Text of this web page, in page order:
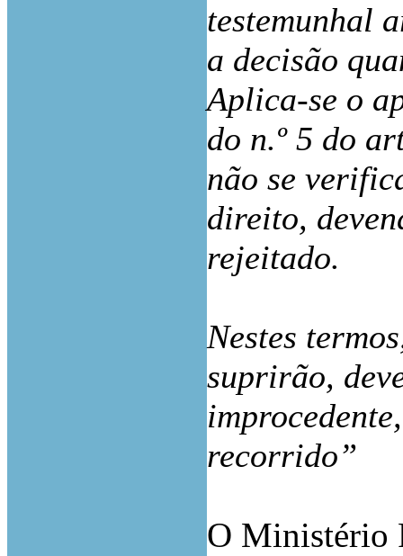
testemunhal
a decisão
Aplica-se o
do n.º 5 do
não se
direito,
rejeitado.
Nestes
suprirão,
recorrido”
O Ministério